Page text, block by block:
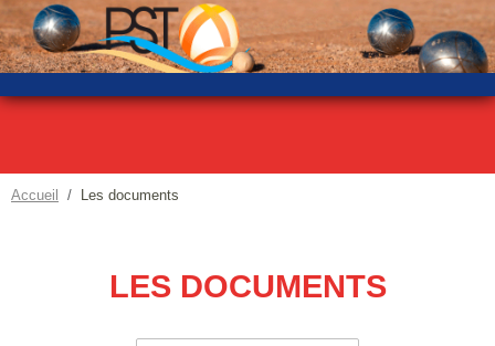
Accueil Les documents
LES DOCUMENTS